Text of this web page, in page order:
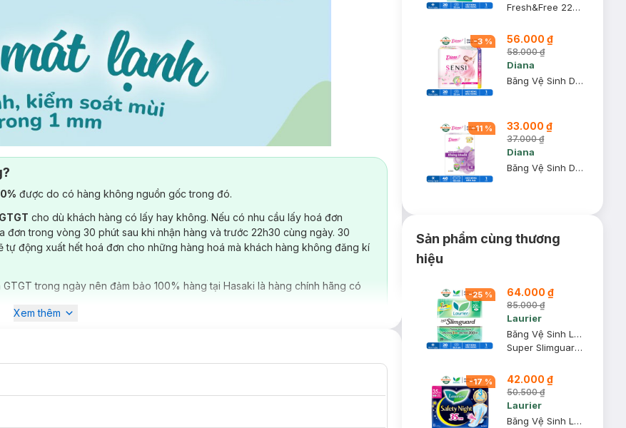
được do có hàng không nguồn gốc trong đó.
cho dù khách hàng có lấy hay không. Nếu có nhu cầu lấy hoá đơn
trong vòng 30 phút sau khi nhận hàng và trước 22h30 cùng ngày. 30
tự động xuất hết hoá đơn cho những hàng hoá mà khách hàng không đăng kí
trong ngày nên đảm bảo 100% hàng tại Hasaki là hàng chính hãng có
Xem thêm
Fresh&Free 22cm
-3 % 56.000 ₫
58.000 ₫
Diana
Băng Vệ Sinh Diana Sensi Siêu Mỏng Cánh 20 Miếng/Gói
-11 % 33.000 ₫
37.000 ₫
Diana
Băng Vệ Sinh Diana Hàng Ngày Kháng Khuẩn 40 Miếng/Gói
Sản phẩm cùng thương
hiệu
-25 % 64.000 ₫
85.000 ₫
Laurier
Băng Vệ Sinh Laurier Siêu Mỏng Bảo Vệ 1mm 22.5cm 20M
Super Slimguard 22.5cm
-17 % 42.000 ₫
50.500 ₫
Laurier
Băng Vệ Sinh Laurier Safety Night Ban Đêm 35cm 8 Miếng